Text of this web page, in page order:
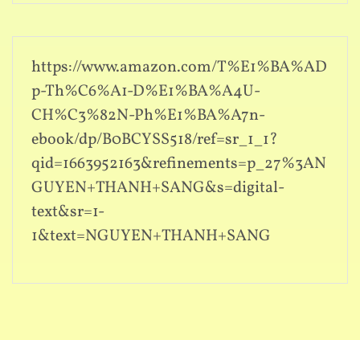
https://www.amazon.com/T%E1%BA%AD
p-Th%C6%A1-D%E1%BA%A4U-
CH%C3%82N-Ph%E1%BA%A7n-
ebook/dp/B0BCYSS518/ref=sr_1_1?
qid=1663952163&refinements=p_27%3AN
GUYEN+THANH+SANG&s=digital-
text&sr=1-
1&text=NGUYEN+THANH+SANG